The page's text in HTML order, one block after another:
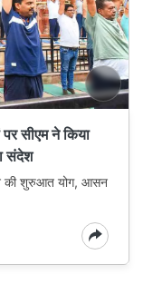
सीएम ने किया
संदेश
की शुरुआत योग, आसन